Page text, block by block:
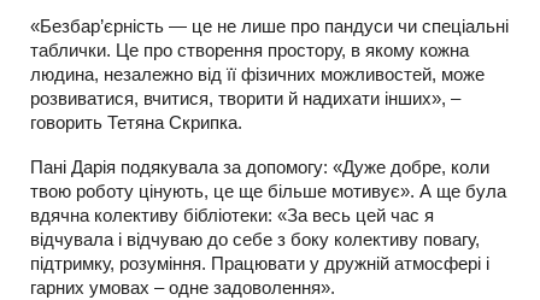
«Безбар’єрність — це не лише про пандуси чи спеціальні
таблички. Це про створення простору, в якому кожна
людина, незалежно від її фізичних можливостей, може
розвиватися, вчитися, творити й надихати інших», –
говорить Тетяна Скрипка.
Пані Дарія подякувала за допомогу: «Дуже добре, коли
твою роботу цінують, це ще більше мотивує». А ще була
вдячна колективу бібліотеки: «За весь цей час я
відчувала і відчуваю до себе з боку колективу повагу,
підтримку, розуміння. Працювати у дружній атмосфері і
гарних умовах – одне задоволення».